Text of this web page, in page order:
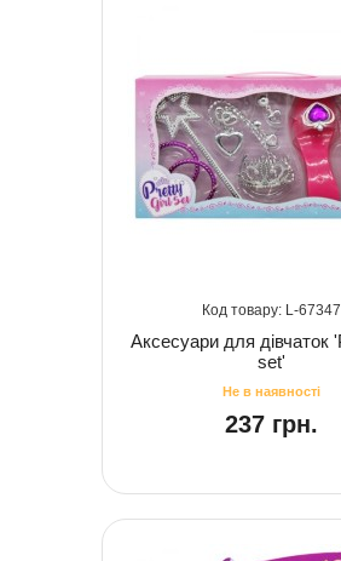
67347
Аксесуари для дівчаток
set'
237 грн.